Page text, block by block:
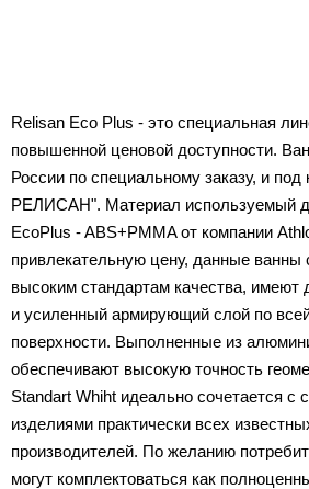
Relisan Eco Plus - это специальная
повышенной ценовой доступности.
России по специальному заказу, и
РЕЛИСАН". Материал используемый
EcoPlus - ABS+PMMA от компании
привлекательную цену, данные ванны
высоким стандартам качества, имеют
и усиленный армирующий слой по
поверхности. Выполненные из
обеспечивают высокую точность
Standart Whiht идеально сочетается с
изделиями практически всех
производителей. По желанию
могут комплектоваться как